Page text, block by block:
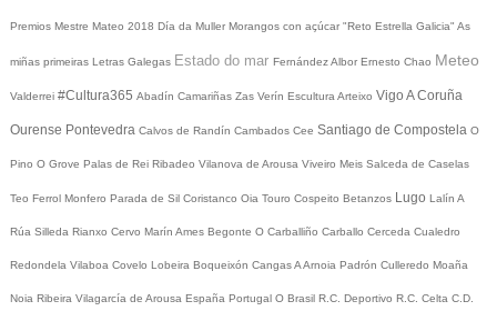
Premios Mestre Mateo 2018 Día da Muller Morangos con açúcar "Reto Estrella Galicia" As
miñas primeiras Letras Galegas Estado do mar Fernández Albor Ernesto Chao Meteo
Valderrei #Cultura365 Abadín Camariñas Zas Verín Escultura Arteixo Vigo A Coruña
Ourense Pontevedra Calvos de Randín Cambados Cee Santiago de Compostela O
Pino O Grove Palas de Rei Ribadeo Vilanova de Arousa Viveiro Meis Salceda de Caselas
Teo Ferrol Monfero Parada de Sil Coristanco Oia Touro Cospeito Betanzos Lugo Lalín A
Rúa Silleda Rianxo Cervo Marín Ames Begonte O Carballiño Carballo Cerceda Cualedro
Redondela Vilaboa Covelo Lobeira Boqueixón CangasA Arnoia Padrón Culleredo Moaña
Noia Ribeira Vilagarcía de Arousa España Portugal O Brasil R.C. Deportivo R.C. Celta C.D.